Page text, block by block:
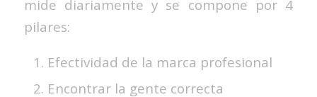
mide diariamente y se compone por 4
pilares:
Efectividad de la marca profesional
Encontrar la gente correcta